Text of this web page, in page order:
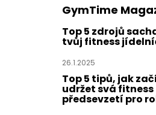
GymTime
Top 5 zdrojů
tvůj fitness
26.1.2025
Top 5 tipů, jak
udržet svá fitness
předsevzetí pro